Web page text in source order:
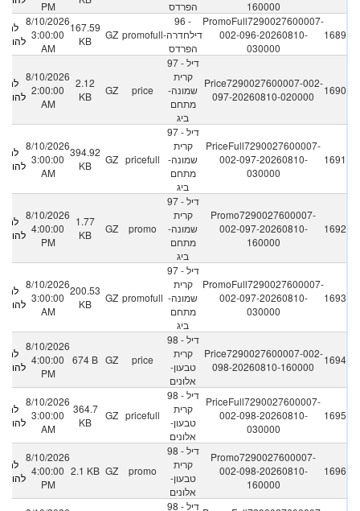
PM
הפרדס
160000
לחץ 8/10/2026
3:00:00
AM
167.59
KB
GZ promofull
96 -
דילחדרה-
הפרדס
PromoFull7290027600007-
002-096-20260810-
030000
1689
לחץ 8/10/2026
2:00:00
AM
2.12
KB
GZ price
97 - דיל
קרית
שמונה-
מתחם
ביג
Price7290027600007-002-
097-20260810-020000
1690
לחץ 8/10/2026
3:00:00
AM
394.92
KB
GZ pricefull
97 - דיל
קרית
שמונה-
מתחם
ביג
PriceFull7290027600007-
002-097-20260810-
030000
1691
לחץ 8/10/2026
4:00:00
PM
1.77
KB
GZ promo
97 - דיל
קרית
שמונה-
מתחם
ביג
Promo7290027600007-
002-097-20260810-
160000
1692
לחץ 8/10/2026
3:00:00
AM
200.53
KB
GZ promofull
97 - דיל
קרית
שמונה-
מתחם
ביג
PromoFull7290027600007-
002-097-20260810-
030000
1693
לחץ
8/10/2026
4:00:00
PM
674 B GZ price
98 - דיל
קרית
טבעון-
אלונים
Price7290027600007-002-
098-20260810-160000
1694
לחץ
8/10/2026
3:00:00
AM
364.7
KB
GZ pricefull
98 - דיל
קרית
טבעון-
אלונים
PriceFull7290027600007-
002-098-20260810-
030000
1695
לחץ
8/10/2026
4:00:00
PM
2.1 KB GZ promo
98 - דיל
קרית
טבעון-
אלונים
Promo7290027600007-
002-098-20260810-
160000
1696
98 - דיל